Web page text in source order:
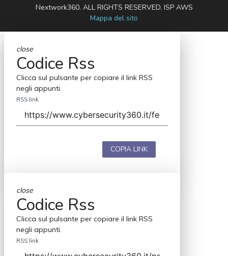
Nextwork360. ALL RIGHTS RESERVED. ISP AWS
Mappa del sito
close
Codice Rss
Clicca sul pulsante per copiare il link RSS
negli appunti.
RSS link
COPIA LINK
close
Codice Rss
Clicca sul pulsante per copiare il link RSS
negli appunti.
RSS link